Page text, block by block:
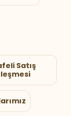
Satış